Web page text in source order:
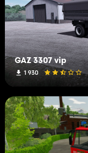
GAZ 3307 vip
1 930